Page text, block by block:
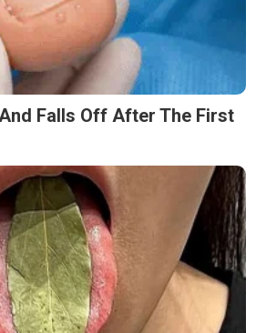
Falls Off After The First